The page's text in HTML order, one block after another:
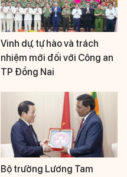
Vinh dự, tự hào và trách
nhiệm mới đối với Công an
TP Đồng Nai
Bộ trưởng Lương Tam